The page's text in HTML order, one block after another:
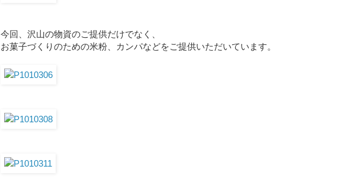
今回、沢山の物資のご提供だけでなく、
お菓子づくりのための米粉、カンパなどをご提供いただいています。